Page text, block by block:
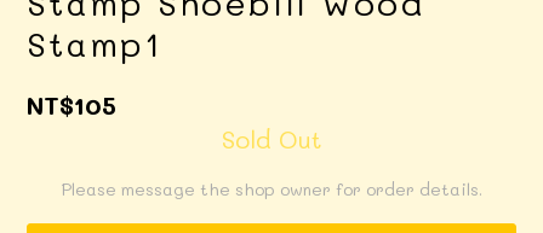
Stamp1
NT$105
Sold Out
Please message the shop owner for order details.